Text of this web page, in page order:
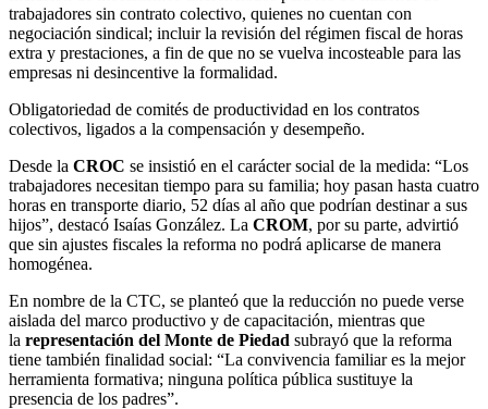
trabajadores sin contrato colectivo, quienes no cuentan con
negociación sindical; incluir la revisión del régimen fiscal de horas
extra y prestaciones, a fin de que no se vuelva incosteable para las
empresas ni desincentive la formalidad.
Obligatoriedad de comités de productividad en los contratos
colectivos, ligados a la compensación y desempeño.
Desde la CROC se insistió en el carácter social de la medida: “Los
trabajadores necesitan tiempo para su familia; hoy pasan hasta cuatro
horas en transporte diario, 52 días al año que podrían destinar a sus
hijos”, destacó Isaías González. La CROM, por su parte, advirtió
que sin ajustes fiscales la reforma no podrá aplicarse de manera
homogénea.
En nombre de la CTC, se planteó que la reducción no puede verse
aislada del marco productivo y de capacitación, mientras que
la representación del Monte de Piedad subrayó que la reforma
tiene también finalidad social: “La convivencia familiar es la mejor
herramienta formativa; ninguna política pública sustituye la
presencia de los padres”.